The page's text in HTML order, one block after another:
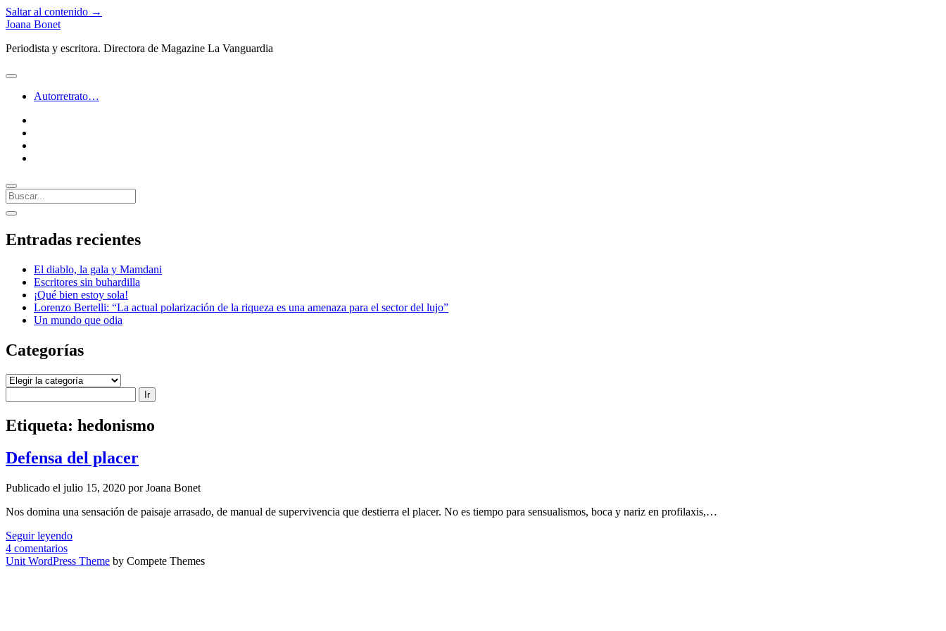
Saltar al contenido →
Joana Bonet
Periodista y escritora. Directora de Magazine La Vanguardia
abrir
Autorretrato…
Buscar
Barra
lateral
abrir
lateral
Entradas recientes
El diablo, la gala y Mamdani
Escritores sin buhardilla
¡Qué bien estoy sola!
Lorenzo Bertelli: “La actual polarización de la riqueza es una amenaza para el sector del lujo”
Un mundo que odia
Categorías
Categorías
Etiqueta: hedonismo
Defensa del placer
Publicado el julio 15, 2020 por Joana Bonet
Nos domina una sensación de paisaje arrasado, de manual de supervivencia que destierra el placer. No es tiempo para sensualismos, boca y nariz en profilaxis,…
Seguir leyendoDefensa
placer
4 comentarios
Unit WordPress Theme by Compete Themes